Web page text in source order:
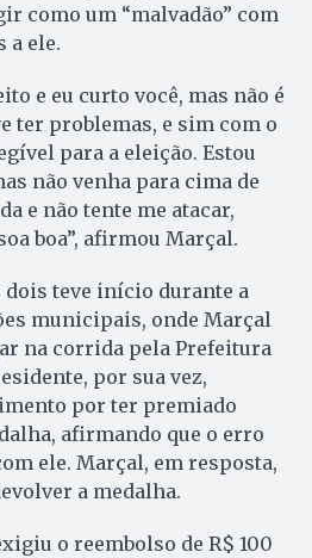
como um “malvadão” com
a ele.
e eu curto você, mas não é
ter problemas, e sim com o
para a eleição. Estou
não venha para cima de
e não tente me atacar,
boa”, afirmou Marçal.
teve início durante a
municipais, onde Marçal
na corrida pela Prefeitura
por sua vez,
por ter premiado
afirmando que o erro
ele. Marçal, em resposta,
a medalha.
o reembolso de R$ 100